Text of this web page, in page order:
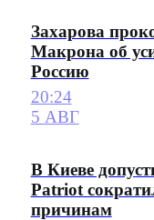
Захарова
Макрона об
Россию
20:24
5 АВГ
В Киеве
Patriot
причинам